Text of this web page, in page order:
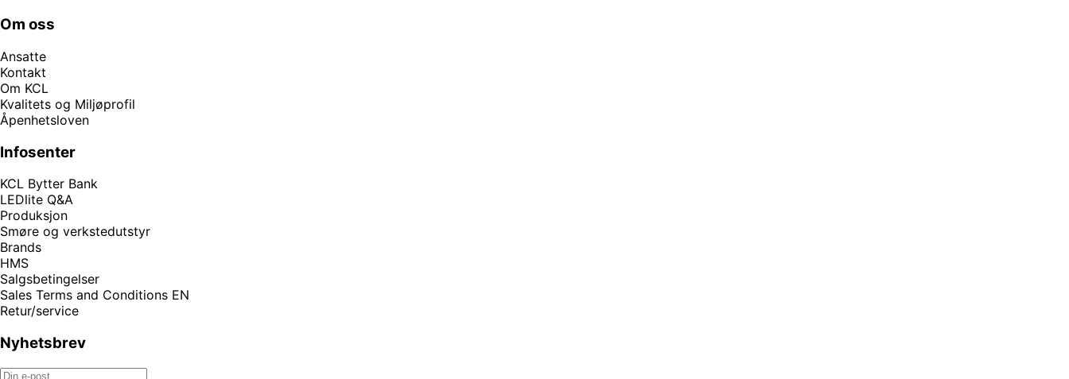
Om oss
Ansatte
Kontakt
Om KCL
Kvalitets og Miljøprofil
Åpenhetsloven
Infosenter
KCL Bytter Bank
LEDlite Q&A
Produksjon
Smøre og verkstedutstyr
Brands
HMS
Salgsbetingelser
Sales Terms and Conditions EN
Retur/service
Nyhetsbrev